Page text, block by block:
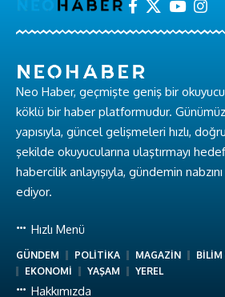
Neo Haber, geçmişte geniş bir
köklü bir haber platformudur.
yapısıyla, güncel gelişmeleri hızlı,
şekilde okuyucularına ulaştırmayı
habercilik anlayışıyla, gündemin
ediyor.
Hızlı Menü
GÜNDEM POLİTİKA MAGAZİN
BİLİM
EKONOMİ
YAŞAM YEREL
Hakkımızda